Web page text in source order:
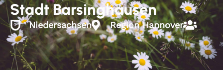
Stadt Barsinghausen
Niedersachsen Region Hannover